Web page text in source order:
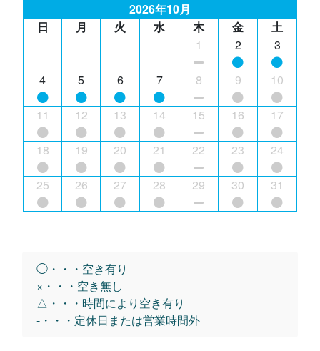
2026年10月
日
月 火 水 木 金
土
1
2 3
4 5 6 7 8 9 10
11 12 13 14 15 16 17
18 19 20 21 22 23 24
25 26 27 28 29 30 31
◯・・・空き有り
×・・・空き無し
△・・・時間により空き有り
-・・・定休日または営業時間外